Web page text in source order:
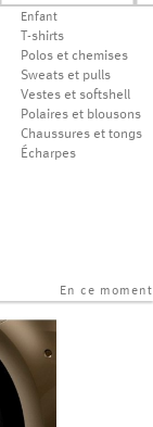
Enfant
T-shirts
Polos et chemises
Sweats et pulls
Vestes et softshell
Polaires et blousons
Chaussures et tongs
Écharpes
En ce moment